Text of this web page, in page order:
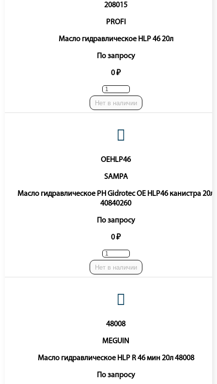
208015
PROFI
Масло гидравлическое HLP 46 20л
По запросу
0 ₽
Нет в наличии
OEHLP46
SAMPA
Масло гидравлическое PH Gidrotec OE HLP46 канистра 20л
40840260
По запросу
0 ₽
Нет в наличии
48008
MEGUIN
Масло гидравлическое HLP R 46 мин 20л 48008
По запросу